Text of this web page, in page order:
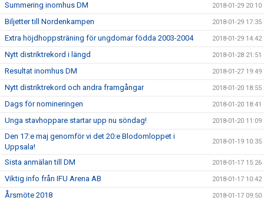
Summering inomhus DM 2018-01-29 20:10
Biljetter till Nordenkampen 2018-01-29 17:35
Extra höjdhoppsträning för ungdomar födda 2003-2004 2018-01-29 14:42
Nytt distriktrekord i längd 2018-01-28 21:51
Resultat inomhus DM 2018-01-27 19:49
Nytt distriktrekord och andra framgångar 2018-01-20 18:55
Dags för nomineringen 2018-01-20 18:41
Unga stavhoppare startar upp nu söndag! 2018-01-20 11:09
Den 17:e maj genomför vi det 20:e Blodomloppet i
Uppsala!
2018-01-19 10:35
Sista anmälan till DM 2018-01-17 15:26
Viktig info från IFU Arena AB 2018-01-17 10:42
Årsmöte 2018 2018-01-17 09:50